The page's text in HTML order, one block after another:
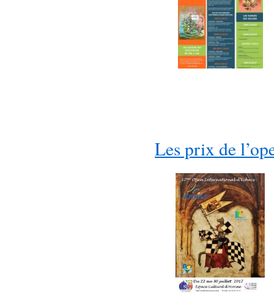
Les prix de